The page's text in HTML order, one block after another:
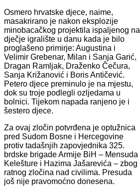
Osmero hrvatske djece, naime,
masakrirano je nakon eksplozije
minobacačkog projektila ispaljenog na
dječje igralište u danu kada je bilo
proglašeno primirje: Augustina i
Velimir Grebenar, Milan i Sanja Garić,
Dragan Ramljak, Draženko Čečura,
Sanja Križanović i Boris Antičević.
Petero djece preminulo je na mjestu,
dok su troje podlegli ozljedama u
bolnici. Tijekom napada ranjeno je i
šestero djece.
Za ovaj zločin potvrđena je optužnica
pred Sudom Bosne i Hercegovine
protiv tadašnjih zapovjednika 325.
brdske brigade Armije BiH – Mensuda
Kelešture i Hazima Jašarevića – zbog
ratnog zločina nad civilima. Presuda
još nije pravomoćno donesena.